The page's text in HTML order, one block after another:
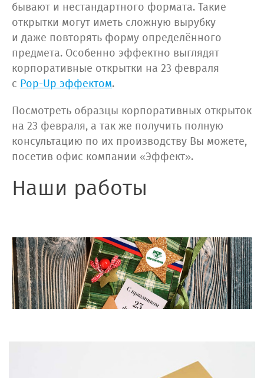
бывают и нестандартного формата. Такие
открытки могут иметь сложную вырубку
и даже повторять форму определённого
предмета. Особенно эффектно выглядят
корпоративные открытки на 23 февраля
с Pop-Up эффектом.
Посмотреть образцы корпоративных открыток
на 23 февраля, а так же получить полную
консультацию по их производству Вы можете,
посетив офис компании «Эффект».
Наши работы